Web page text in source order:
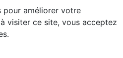
pour améliorer votre
visiter ce site, vous acceptez